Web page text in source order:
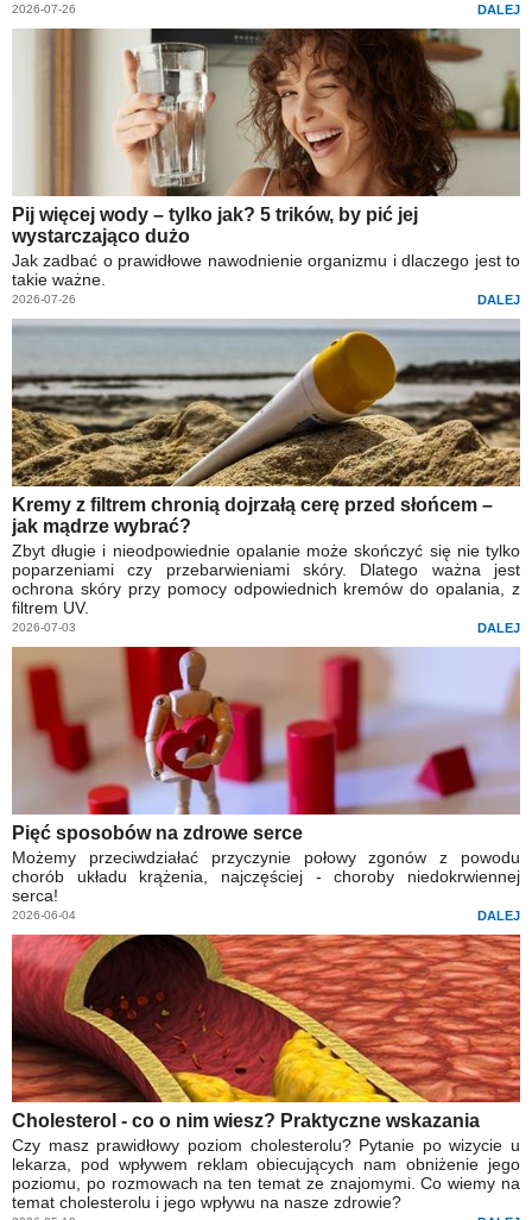
2026-07-26 DALEJ
Pij więcej wody – tylko jak? 5 trików, by pić jej
wystarczająco dużo
Jak zadbać o prawidłowe nawodnienie organizmu i dlaczego jest to
takie ważne.
2026-07-26 DALEJ
Kremy z filtrem chronią dojrzałą cerę przed słońcem –
jak mądrze wybrać?
Zbyt długie i nieodpowiednie opalanie może skończyć się nie tylko
poparzeniami czy przebarwieniami skóry. Dlatego ważna jest
ochrona skóry przy pomocy odpowiednich kremów do opalania, z
filtrem UV.
2026-07-03 DALEJ
Pięć sposobów na zdrowe serce
Możemy przeciwdziałać przyczynie połowy zgonów z powodu
chorób układu krążenia, najczęściej - choroby niedokrwiennej
serca!
2026-06-04 DALEJ
Cholesterol - co o nim wiesz? Praktyczne wskazania
Czy masz prawidłowy poziom cholesterolu? Pytanie po wizycie u
lekarza, pod wpływem reklam obiecujących nam obniżenie jego
poziomu, po rozmowach na ten temat ze znajomymi. Co wiemy na
temat cholesterolu i jego wpływu na nasze zdrowie?